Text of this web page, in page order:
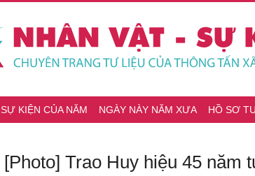
SỰ KIỆN CỦA NĂM NGÀY NÀY NĂM XƯA HỒ SƠ
[Photo] Trao Huy hiệu 45 năm